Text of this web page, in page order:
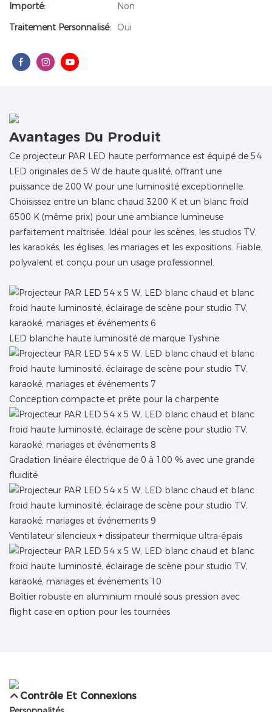
Importé:
Non
Traitement Personnalisé:
Oui
Avantages Du Produit
Ce projecteur PAR LED haute performance est équipé de 54
LED originales de 5 W de haute qualité, offrant une
puissance de 200 W pour une luminosité exceptionnelle.
Choisissez entre un blanc chaud 3200 K et un blanc froid
6500 K (même prix) pour une ambiance lumineuse
parfaitement maîtrisée. Idéal pour les scènes, les studios TV,
les karaokés, les églises, les mariages et les expositions. Fiable,
polyvalent et conçu pour un usage professionnel.
LED blanche haute luminosité de marque Tyshine
Conception compacte et prête pour la charpente
Gradation linéaire électrique de 0 à 100 % avec une grande
fluidité
Ventilateur silencieux + dissipateur thermique ultra-épais
Boîtier robuste en aluminium moulé sous pression avec
flight case en option pour les tournées
Contrôle Et Connexions